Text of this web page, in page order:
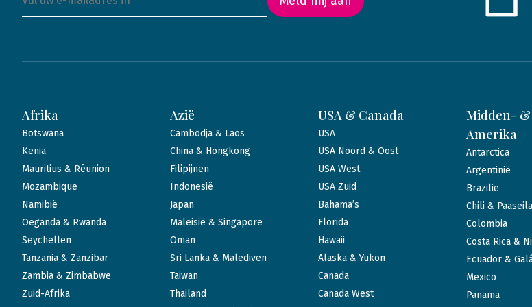
Afrika
Botswana
Kenia
Mauritius & Réunion
Mozambique
Namibië
Oeganda & Rwanda
Seychellen
Tanzania & Zanzibar
Zambia & Zimbabwe
Zuid-Afrika
Azië
Cambodja & Laos
China & Hongkong
Filipijnen
Indonesië
Japan
Maleisië & Singapore
Oman
Sri Lanka & Malediven
Taiwan
Thailand
USA & Canada
USA
USA Noord & Oost
USA West
USA Zuid
Bahama’s
Florida
Hawaii
Alaska & Yukon
Canada
Canada West
Midden-
Amerika
Antarctica
Argentinië
Brazilië
Chili &
Colombia
Costa Rica &
Ecuador &
Mexico
Panama